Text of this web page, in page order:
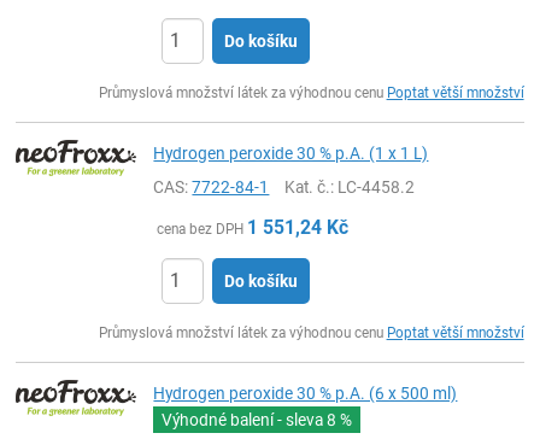
Do košíku
Průmyslová množství látek za výhodnou cenu Poptat větší množství
Hydrogen peroxide 30 % p.A. (1 x 1 L)
CAS:7722-84-1 Kat. č.: LC-4458.2
cena bez DPH 1 551,24 Kč
Do košíku
Průmyslová množství látek za výhodnou cenu Poptat větší množství
Hydrogen peroxide 30 % p.A. (6 x 500 ml)
Výhodné balení - sleva8 %